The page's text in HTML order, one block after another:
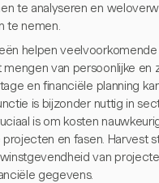
te analyseren en
te nemen.
helpen veelvoorkomende
van persoonlijke en
en financiële planning
is bijzonder nuttig in
is om kosten
en fasen. Harvest
van
gegevens.